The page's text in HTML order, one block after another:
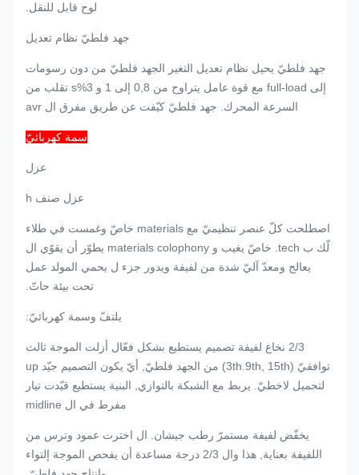
لوح قابل للنقل.
جهد فلطيّ نظام تعديل
جهد فلطيّ يحيل نظام تعديل التغير الجهد فلطيّ من دون رسومات
إلى full-load مع قوة عامل يتراوح من 0,8 إلى 1 و 3%s تقلب من
السرعة المحرك. جهد فلطيّ كيّفت عن طريق مفرق ال avr
سمة كهربائيّ
عزل
عزل صنف h
اصطلحت كلّ عنصر تنظيميّ مع materials خاصّ وغمست في طلاء
لّك ب tech. خاصّ يغيب و materials colophony يطوّر أن يقوّي ال
يعالج ومعدّ آليّ شدة من لفيفة ويدور جزء ل يحمي المولد عمل
تحت بيئة حاتّ.
يلتفّ وسمة كهربائيّ:
2/3 نخاع لفيفة تصميم يستطيع بشكل فعّال أزلت الموجة ثالث
توافقيّ (3th.9th, 15th) من الجهد فلطيّ, أيّ يكون التصميم جيّد up
لتحميل لاخطيّ. يربط مع الشبكة بالتوازي, البنية يستطيع قيّدت تيار
مفرط في ال midline
يخفّض لفيفة مستمرّ رطب جيشان. ال اخترت عمود وترس من
اللفيفة بعناية, هذا وال 2/3 درجة مساعدة أن يفحص الموجة إلتواء